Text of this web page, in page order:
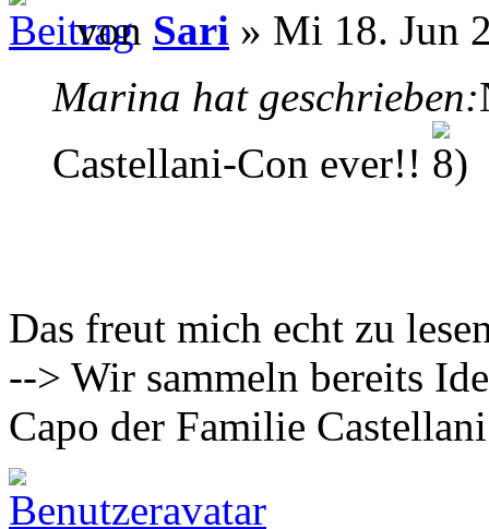
von Sari » Mi 18. Jun
Marina hat geschrieben:
Castellani-Con ever!!
Das freut mich echt zu
--> Wir sammeln bereits
Capo der Familie Castellani